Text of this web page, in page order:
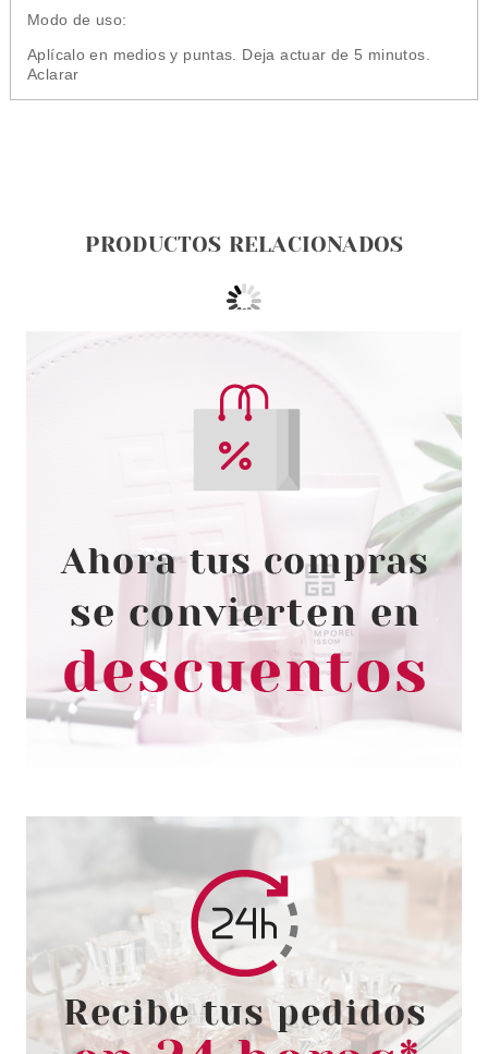
Modo de uso:
Aplícalo en medios y puntas. Deja actuar de 5 minutos.
Aclarar
PRODUCTOS RELACIONADOS
WELLA PROFESSIONAL
WELLA PROFESSIONAL
LUXEOIL KERATIN
ACONDICIONADOR 1000 ML
Pvr 35.90€
-44%
desde
19.95€
WELLA PROFESSIONAL
WELLA SYSTEM
PROFESSIONAL LUXE OIL
KERATIN CONDITIONING